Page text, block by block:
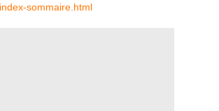
sommaire.html